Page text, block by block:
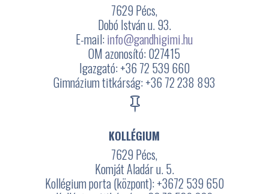
7629 Pécs,
Dobó István u. 93.
E-mail:info@gandhigimi.hu
OM azonosító: 027415
Igazgató: +36 72 539 660
Gimnázium titkárság: +36 72 238 893

KOLLÉGIUM
7629 Pécs,
Komját Aladár u. 5.
Kollégium porta (központ): +3672 539 650